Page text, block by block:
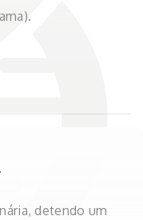
detendo um